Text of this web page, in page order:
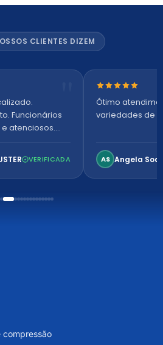
CLIENTES DIZEM
Funcionários
atenciosos.
VERIFICADA
Nota 5 de 5
Ótimo
variedades de
AS Angela
compressão